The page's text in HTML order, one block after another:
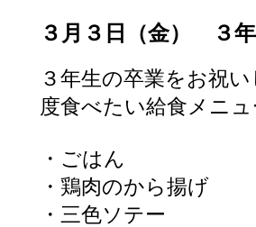
３月３日（金） ３
３年生の卒業をお祝
度食べたい給食メニ
・ごはん
・鶏肉のから揚げ
・三色ソテー